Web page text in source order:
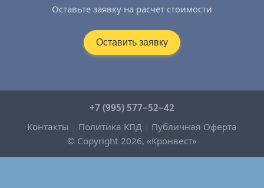
Оставьте заявку на расчет стоимости
Оставить заявку
© Copyright 2026, «Кронвест»
+7 (995) 577−52−42
Контакты
Политика КПД Публичная Оферта